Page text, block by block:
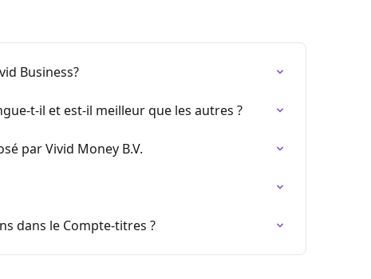
Business?
t-il et est-il meilleur que les autres ?
par Vivid Money B.V.
dans le Compte-titres ?